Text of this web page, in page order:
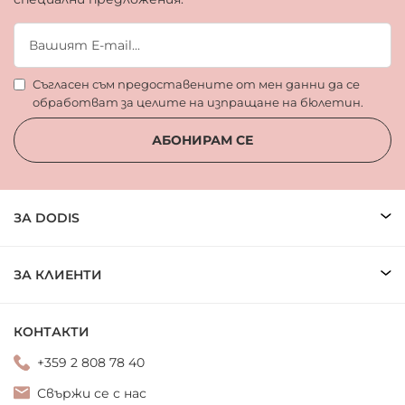
Съгласен съм предоставените от мен данни да се
обработват за целите на изпращане на бюлетин.
АБОНИРАМ СЕ
ЗА DODIS
ЗА КЛИЕНТИ
КОНТАКТИ
+359 2 808 78 40
Свържи се с нас